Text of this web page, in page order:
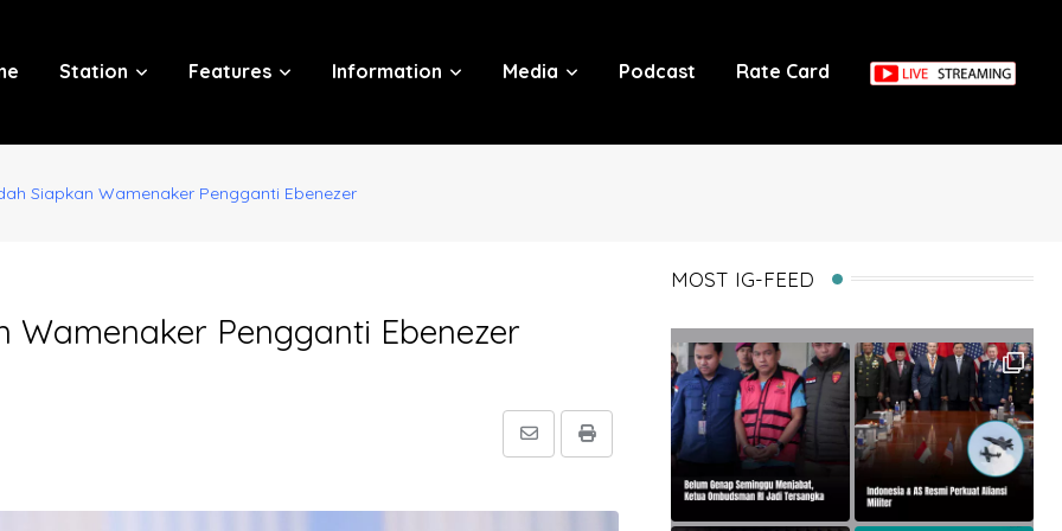
Station Features Information Media Podcast Rate Card
Siapkan Wamenaker Pengganti Ebenezer
Wamenaker Pengganti Ebenezer
Print
Share
MOST IG-FEED